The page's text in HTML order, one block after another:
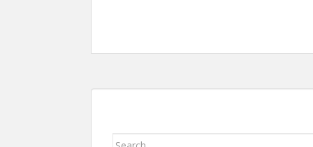
Search for: